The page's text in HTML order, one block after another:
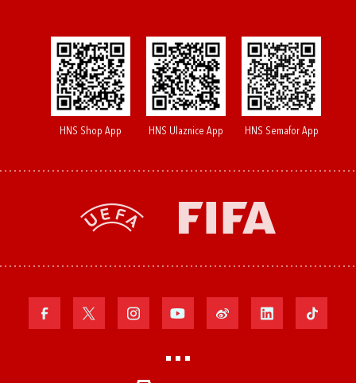
HNS Shop App HNS Ulaznice App HNS Semafor App